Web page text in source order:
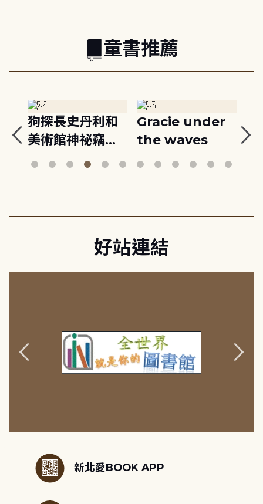
童書推薦
狗探長史丹利和
美術館神祕竊盜
案
Gracie under
the waves
好站連結
新北愛BOOK APP